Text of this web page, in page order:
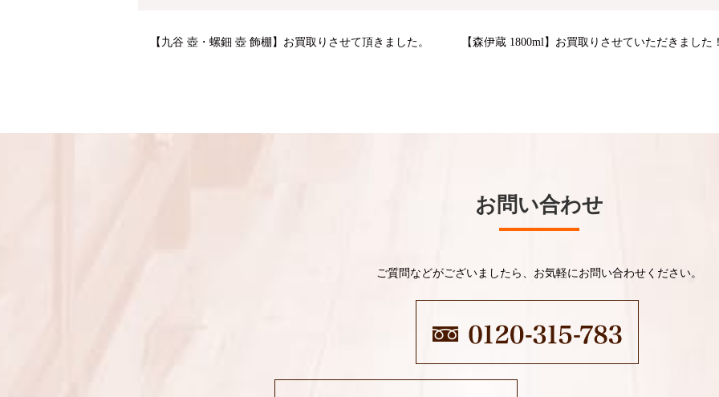
【九谷 壺・螺鈿 壺 飾棚】お買取りさせて頂きました。 【森伊蔵 1800ml】お買取りさせていただきました
お問い合わせ
ご質問などがございましたら、お気軽にお問い合わせください。